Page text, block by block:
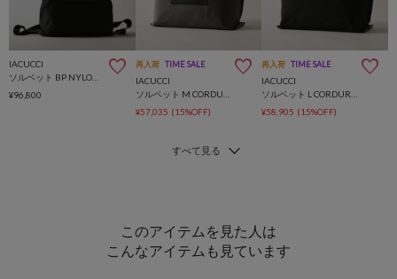
IACUCCI
¥96,800
再入荷 TIME SALE
IACUCCI
¥57,035 (15%OFF)
再入荷 TIME SALE
IACUCCI
¥58,905 (15%OFF)
このアイテムを見た人は
こんなアイテムも見ています